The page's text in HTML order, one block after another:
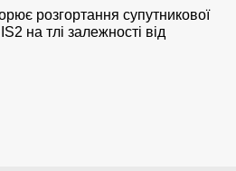
розгортання супутникової
на тлі залежності від